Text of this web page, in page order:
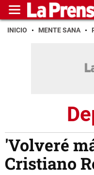
INICIO MENTE SANA
'Volveré
Cristiano